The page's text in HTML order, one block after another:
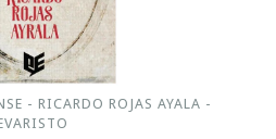
- RICARDO ROJAS AYALA -